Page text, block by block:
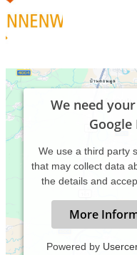
We need
Google
We use a third party
that may collect data
the details and
More
Powered by